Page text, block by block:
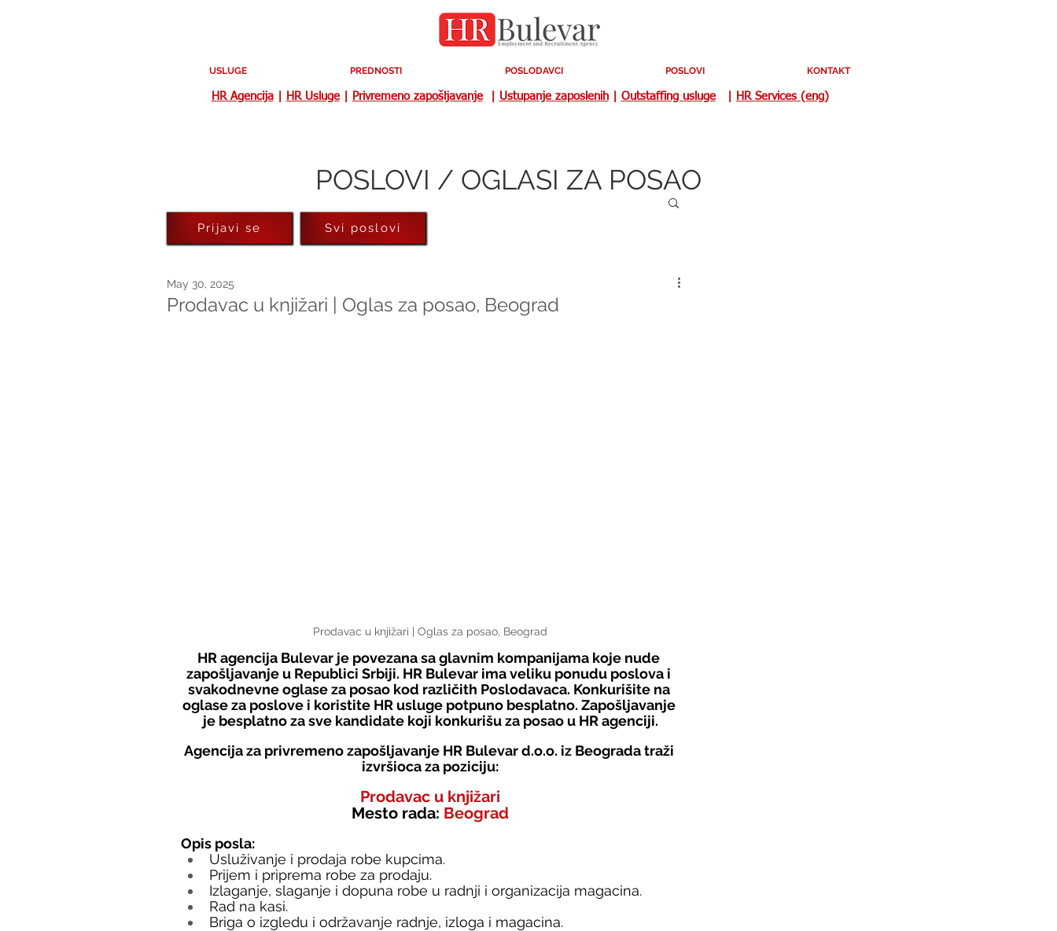
USLUGE PREDNOSTI POSLODAVCI POSLOVI KONTAKT
HR Agencija| HR Usluge| Privremeno zapošljavanje| Ustupanje zaposlenih| Outstaffing usluge| HR Services (eng)
POSLOVI / OGLASI ZA POSAO
Prodavac u knjižari | Oglas za posao, Beograd
May 30, 2025
Prodavac u knjižari | Oglas za posao, Beograd
HR agencija Bulevar je povezana sa glavnim kompanijama koje nude
zapošljavanje u Republici Srbiji. HR Bulevar ima veliku ponudu poslova i
svakodnevne oglase za posao kod različith Poslodavaca. Konkurišite na
oglase za poslove i koristite HR usluge potpuno besplatno. Zapošljavanje
je besplatno za sve kandidate koji konkurišu za posao u HR agenciji.
Agencija za privremeno zapošljavanje HR Bulevar d.o.o. iz Beograda traži
izvršioca za poziciju:
Prodavac u knjižari
Mesto rada: Beograd
Opis posla:
Usluživanje i prodaja robe kupcima.
Prijem i priprema robe za prodaju.
Izlaganje, slaganje i dopuna robe u radnji i organizacija magacina.
Rad na kasi.
Briga o izgledu i održavanje radnje, izloga i magacina.
Prijavi se Svi poslovi